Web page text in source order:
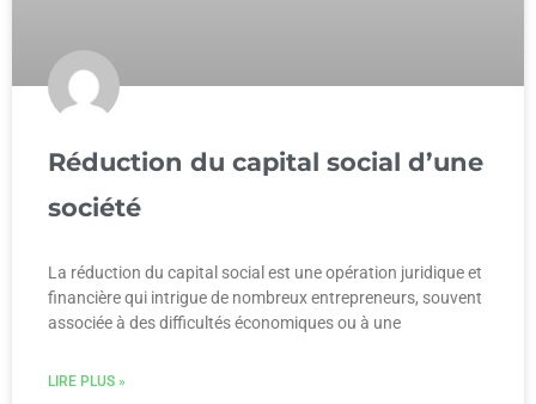
Réduction du capital social d’une
société
La réduction du capital social est une opération juridique et
financière qui intrigue de nombreux entrepreneurs, souvent
associée à des difficultés économiques ou à une
LIRE PLUS »